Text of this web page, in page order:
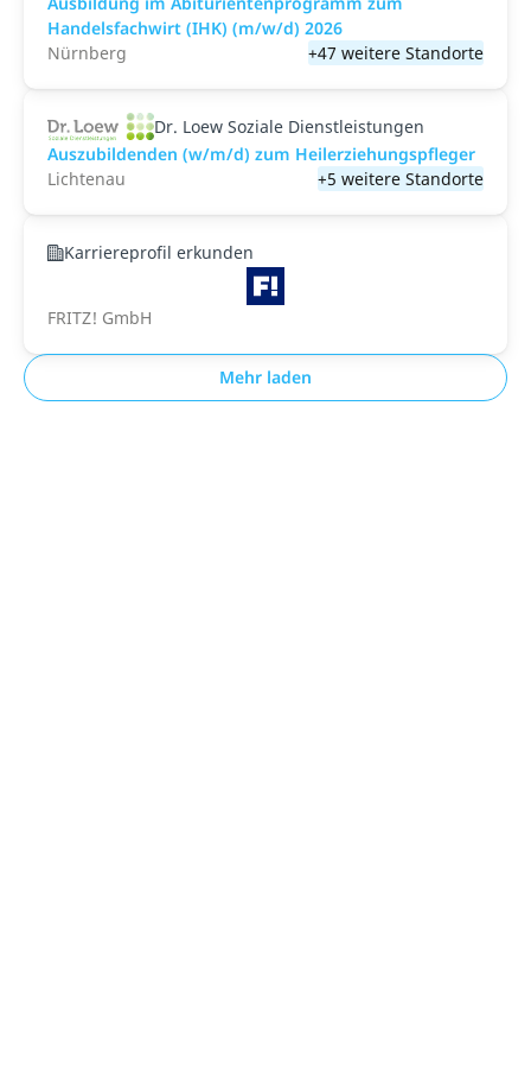
Handelsfachwirt (IHK) (m/w/d) 2026
Nürnberg
+47 weitere Standorte
Dr. Loew Soziale Dienstleistungen
Auszubildenden (w/m/d) zum Heilerziehungspfleger
Lichtenau
+5 weitere Standorte
Karriereprofil erkunden
FRITZ! GmbH
Mehr laden